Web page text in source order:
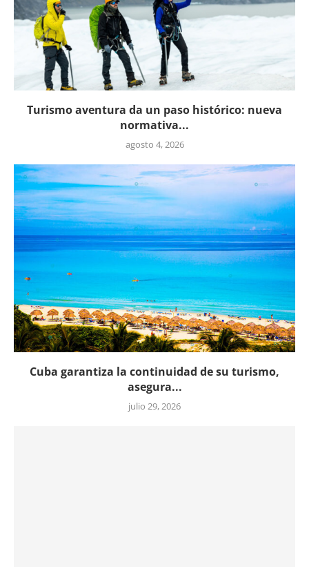
Turismo aventura da un paso histórico: nueva
normativa...
agosto 4, 2026
Cuba garantiza la continuidad de su turismo,
asegura...
julio 29, 2026